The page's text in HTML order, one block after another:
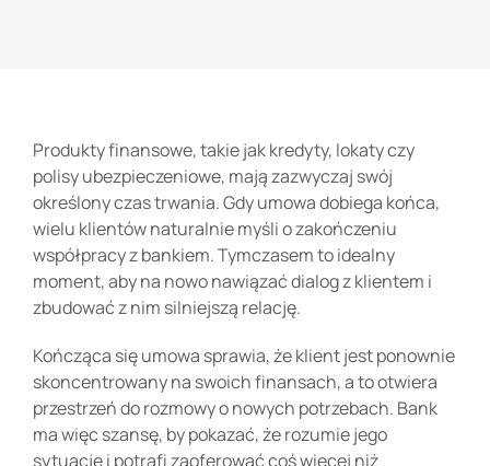
Produkty finansowe, takie jak kredyty, lokaty czy
polisy ubezpieczeniowe, mają zazwyczaj swój
określony czas trwania. Gdy umowa dobiega końca,
wielu klientów naturalnie myśli o zakończeniu
współpracy z bankiem. Tymczasem to idealny
moment, aby na nowo nawiązać dialog z klientem i
zbudować z nim silniejszą relację.
Kończąca się umowa sprawia, że klient jest ponownie
skoncentrowany na swoich finansach, a to otwiera
przestrzeń do rozmowy o nowych potrzebach. Bank
ma więc szansę, by pokazać, że rozumie jego
sytuację i potrafi zaoferować coś więcej niż